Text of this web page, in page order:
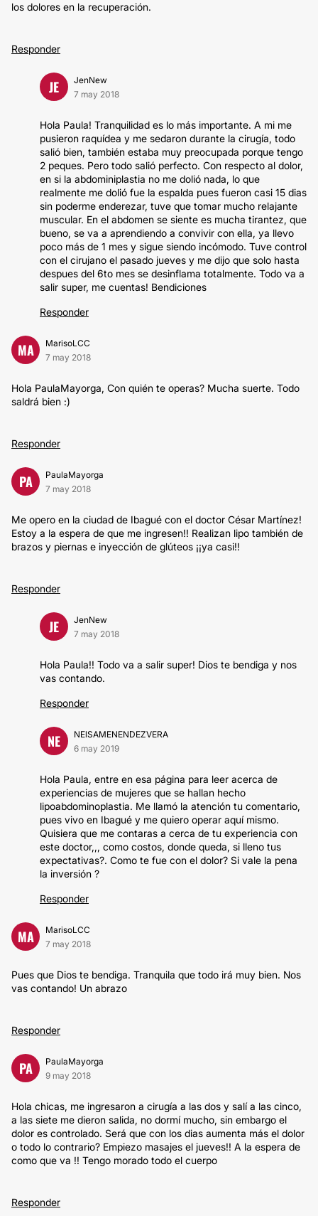
los dolores en la recuperación.
Responder
JE
JenNew
7 may 2018
Hola Paula! Tranquilidad es lo más importante. A mi me
pusieron raquídea y me sedaron durante la cirugía, todo
salió bien, también estaba muy preocupada porque tengo
2 peques. Pero todo salió perfecto. Con respecto al dolor,
en si la abdominiplastia no me dolió nada, lo que
realmente me dolió fue la espalda pues fueron casi 15 dias
sin poderme enderezar, tuve que tomar mucho relajante
muscular. En el abdomen se siente es mucha tirantez, que
bueno, se va a aprendiendo a convivir con ella, ya llevo
poco más de 1 mes y sigue siendo incómodo. Tuve control
con el cirujano el pasado jueves y me dijo que solo hasta
despues del 6to mes se desinflama totalmente. Todo va a
salir super, me cuentas! Bendiciones
Responder
MA
MarisoLCC
7 may 2018
Hola PaulaMayorga, Con quién te operas? Mucha suerte. Todo
saldrá bien :)
Responder
PA
PaulaMayorga
7 may 2018
Me opero en la ciudad de Ibagué con el doctor César Martínez!
Estoy a la espera de que me ingresen!! Realizan lipo también de
brazos y piernas e inyección de glúteos ¡¡ya casi!!
Responder
JE
JenNew
7 may 2018
Hola Paula!! Todo va a salir super! Dios te bendiga y nos
vas contando.
Responder
NE
NElSAMENENDEZVERA
6 may 2019
Hola Paula, entre en esa página para leer acerca de
experiencias de mujeres que se hallan hecho
lipoabdominoplastia. Me llamó la atención tu comentario,
pues vivo en Ibagué y me quiero operar aquí mismo.
Quisiera que me contaras a cerca de tu experiencia con
este doctor,,, como costos, donde queda, si lleno tus
expectativas?. Como te fue con el dolor? Si vale la pena
la inversión ?
Responder
MA
MarisoLCC
7 may 2018
Pues que Dios te bendiga. Tranquila que todo irá muy bien. Nos
vas contando! Un abrazo
Responder
PA
PaulaMayorga
9 may 2018
Hola chicas, me ingresaron a cirugía a las dos y salí a las cinco,
a las siete me dieron salida, no dormí mucho, sin embargo el
dolor es controlado. Será que con los dias aumenta más el dolor
o todo lo contrario? Empiezo masajes el jueves!! A la espera de
como que va !! Tengo morado todo el cuerpo
Responder